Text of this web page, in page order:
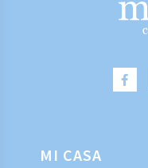
MI CASA